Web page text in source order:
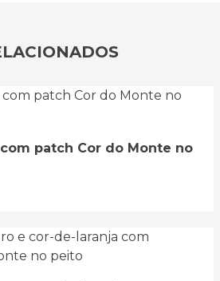
patch Cor do Monte no